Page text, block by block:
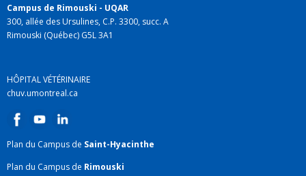
Campus de Rimouski - UQAR
300, allée des Ursulines, C.P. 3300, succ. A
Rimouski (Québec) G5L 3A1
HÔPITAL VÉTÉRINAIRE
chuv.umontreal.ca
Plan du Campus de Saint-Hyacinthe
Plan du Campus de Rimouski